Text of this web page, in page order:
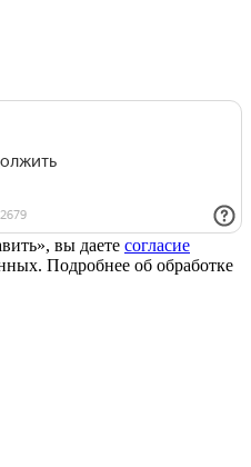
вы даете согласие
Подробнее об обработке